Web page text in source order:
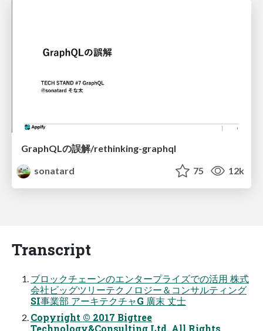
GraphQLの誤解/rethinking-graphql
sonatard
75 12k
Transcript
ブロックチェーンのエンタープライズでの活⽤ 株式
会社ビッグツリーテクノロジー＆コンサルティング
SI事業部 アーキテクチャG 廣末 丈⼠
Copyright © 2017 Bigtree
Technology&Consulting Ltd. All Rights